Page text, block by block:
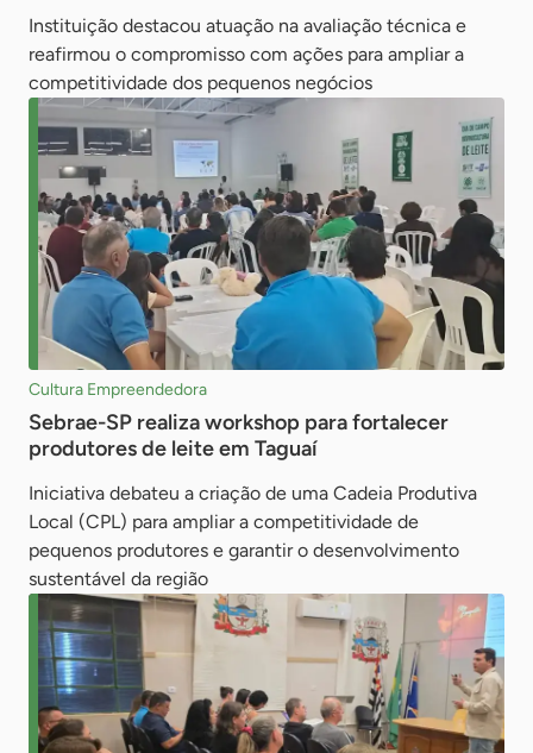
Instituição destacou atuação na avaliação técnica e
reafirmou o compromisso com ações para ampliar a
competitividade dos pequenos negócios
Cultura Empreendedora
Sebrae-SP realiza workshop para fortalecer
produtores de leite em Taguaí
Iniciativa debateu a criação de uma Cadeia Produtiva
Local (CPL) para ampliar a competitividade de
pequenos produtores e garantir o desenvolvimento
sustentável da região